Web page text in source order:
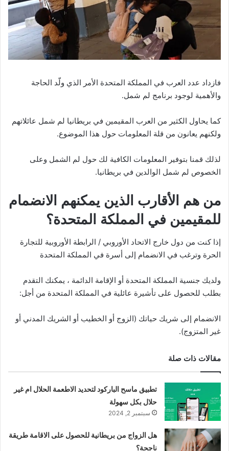
فازداد عدد العرب في المملكة المتحدة الأمر الذي ولّد الحاجة
والأهمية لوجود برنامج لم شمل.
كما يحاول الكثير من العرب المقيمين في بريطانيا لم شمل عائلاتهم
ولكنهم يعانون من قلة المعلومات حول هذا الموضوع.
لذلك قمنا بتوفير المعلومات الكافية لك حول لم الشمل وعلى
الخصوص لم شمل الوالدين في بريطانيا.
من هم الأقارب الذين يمكنهم الانضمام
للمقيمين في المملكة المتحدة؟
إذا كنت من دول خارج الاتحاد الأوروبي / الرابطة الأوروبية للتجارة
الحرة وترغب في الانضمام إلى أسرة في المملكة المتحدة
ولديك جنسية المملكة المتحدة أو الإقامة الدائمة ، يمكنك التقدم
بطلب للحصول على تأشيرة عائلية في المملكة المتحدة من أجل:
الانضمام إلى شريك حياتك (الزوج أو الخطيب أو الشريك المدني أو
غير المتزوج).
مقالات ذات صلة
تطبيق ماسح الباركود لتحديد الاطعمة الحلال ام غير
حلال بكل سهولة
سبتمبر 2, 2024
هل الزواج من بريطانية للحصول على الاقامة طريقة
ناجحة؟